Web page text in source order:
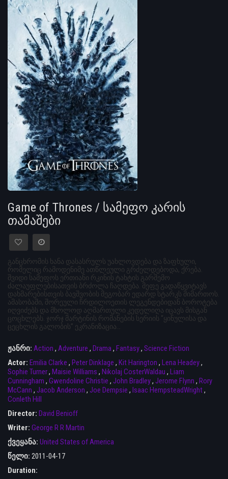
Game of Thrones / სამეფო კარის
თამაშები
განცხრომის ხანა დასასრულს უახლოვდება და ზაფხული,
რომელიც რამოდენიმე ათწლეული გრძელდებოდა, ქრება.
შვიდი სამეფოს ერთიანი რკინის ტახტის გარშემო
ძალაუფლებისათვის ბრძოლა ჩაღდება. მეფე გადაწყვიტავს
დახმარებისთვის ბავშვობის მეგობარ ედარდ სტარკს მიმართოს.
ამასობაში, შორეული ჩრდილოეთის ლეგენდებიდან ბოროტება
იღვიძებს და მხოლოდ აღმართული კედელიღა იცავს მისგან
ცოცხლებს. ჯორჯ მარტინის რომანების სერიის “ყინულისა და
ცეცხლის გალობის” ეკრანიზაცია…
ჟანრი: Action , Adventure , Drama, Fantasy, Science Fiction
Actor: Emilia Clarke , Peter Dinklage , Kit Harington , Lena Headey,
Sophie Turner, Maisie Williams , Nikolaj CosterWaldau , Liam
Cunningham , Gwendoline Christie , John Bradley, Jerome Flynn , Rory
McCann , Jacob Anderson , Joe Dempsie , Isaac HempsteadWright,
Conleth Hill
Director: David Benioff
Writer: George R R Martin
ქვეყანა: United States of America
წელი: 2011-04-17
Duration: